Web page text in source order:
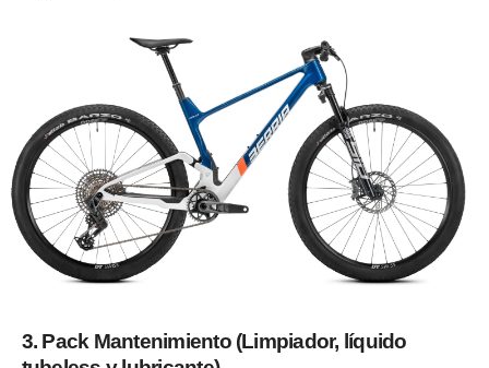
3. Pack Mantenimiento (Limpiador, líquido